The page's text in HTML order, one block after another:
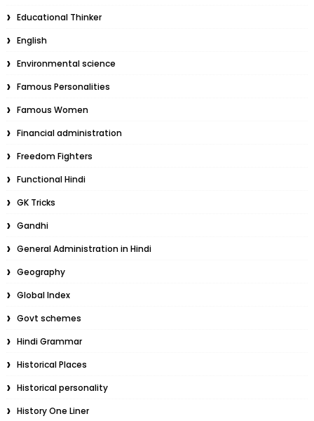
Educational Thinker
English
Environmental science
Famous Personalities
Famous Women
Financial administration
Freedom Fighters
Functional Hindi
GK Tricks
Gandhi
General Administration in Hindi
Geography
Global Index
Govt schemes
Hindi Grammar
Historical Places
Historical personality
History One Liner